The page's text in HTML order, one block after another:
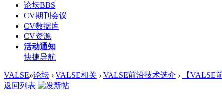
论坛BBS
CV期刊会议
CV数据库
CV资源
活动通知
快捷导航
VALSE»论坛 › VALSE相关 › VALSE前沿技术选介 ›
【VALSE
返回列表